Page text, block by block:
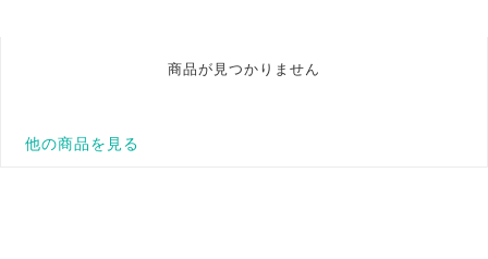
商品が見つかりません
他の商品を見る